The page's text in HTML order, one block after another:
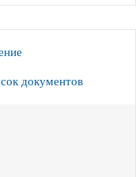
документов